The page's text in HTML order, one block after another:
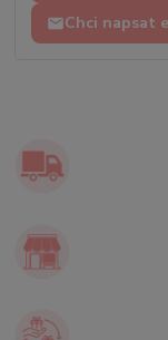
Chci napsat